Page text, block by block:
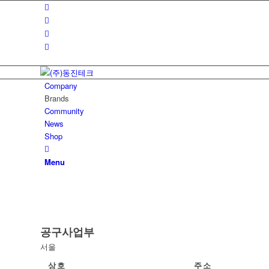
Company
Brands
Community
News
Shop
Menu
공구사업부
서울
상호
주소